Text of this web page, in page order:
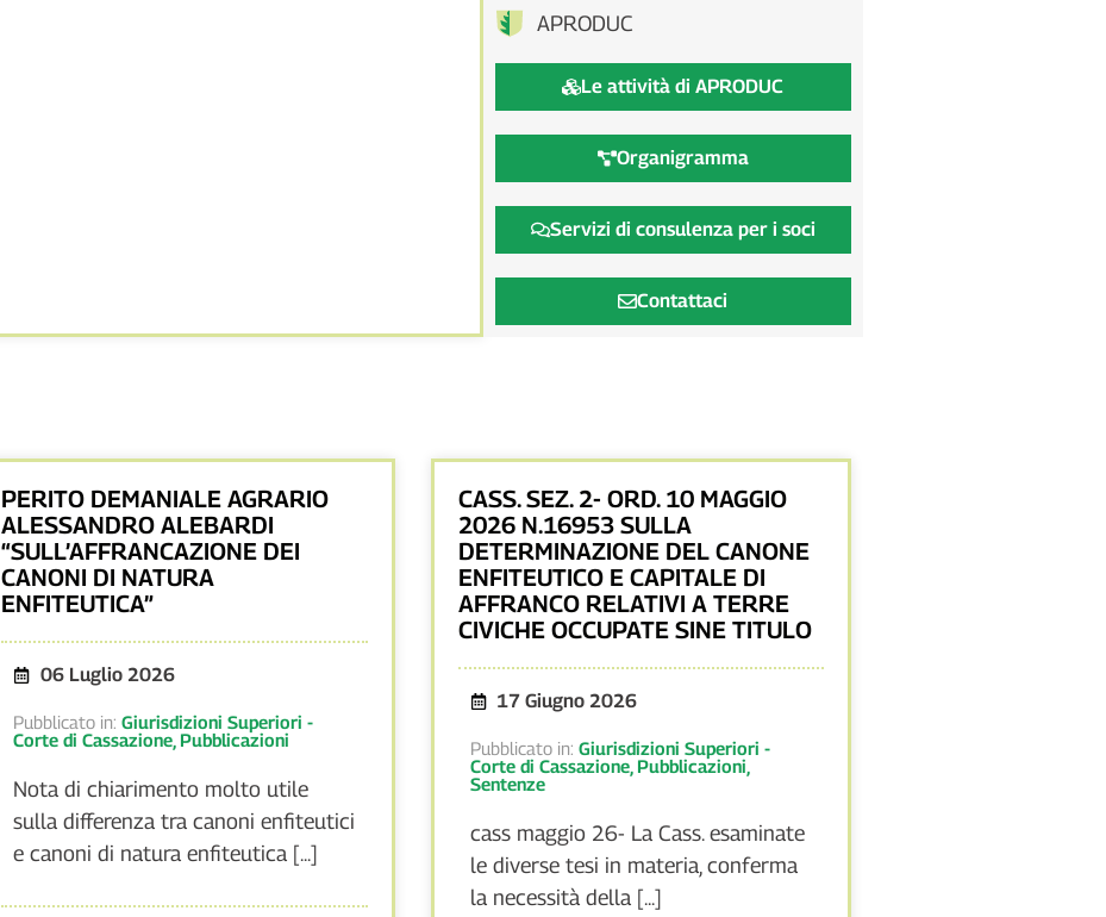
APRODUC
Le attività di APRODUC
Organigramma
Servizi di consulenza per i soci
Contattaci
PERITO DEMANIALE AGRARIO
ALESSANDRO ALEBARDI
“SULL’AFFRANCAZIONE DEI
CANONI DI NATURA
ENFITEUTICA”
06 Luglio 2026
Pubblicato in:Giurisdizioni Superiori -
Corte di Cassazione, Pubblicazioni
Nota di chiarimento molto utile
sulla differenza tra canoni enfiteutici
e canoni di natura enfiteutica [...]
CASS. SEZ. 2- ORD. 10 MAGGIO
2026 N.16953 SULLA
DETERMINAZIONE DEL CANONE
ENFITEUTICO E CAPITALE DI
AFFRANCO RELATIVI A TERRE
CIVICHE OCCUPATE SINE TITULO
17 Giugno 2026
Pubblicato in: Giurisdizioni Superiori -
Corte di Cassazione, Pubblicazioni,
Sentenze
cass maggio 26- La Cass. esaminate
le diverse tesi in materia, conferma
la necessità della [...]